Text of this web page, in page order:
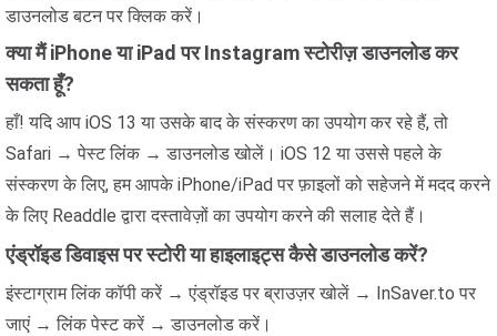
डाउनलोड बटन पर क्लिक करें।
क्या मैं iPhone या iPad पर Instagram स्टोरीज़ डाउनलोड कर
सकता हूँ?
हाँ! यदि आप iOS 13 या उसके बाद के संस्करण का उपयोग कर रहे हैं, तो
Safari → पेस्ट लिंक → डाउनलोड खोलें। iOS 12 या उससे पहले के
संस्करण के लिए, हम आपके iPhone/iPad पर फ़ाइलों को सहेजने में मदद करने
के लिए Readdle द्वारा दस्तावेज़ों का उपयोग करने की सलाह देते हैं।
एंड्रॉइड डिवाइस पर स्टोरी या हाइलाइट्स कैसे डाउनलोड करें?
इंस्टाग्राम लिंक कॉपी करें → एंड्रॉइड पर ब्राउज़र खोलें → InSaver.to पर
जाएं → लिंक पेस्ट करें → डाउनलोड करें।